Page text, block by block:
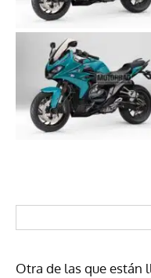
Otra de las que están